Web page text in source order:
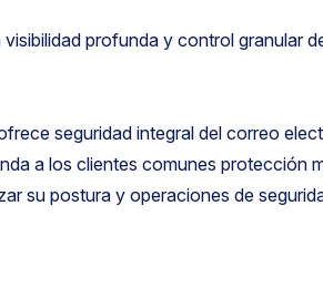
profunda y control granular
seguridad integral del correo
a los clientes comunes protección
su postura y operaciones de